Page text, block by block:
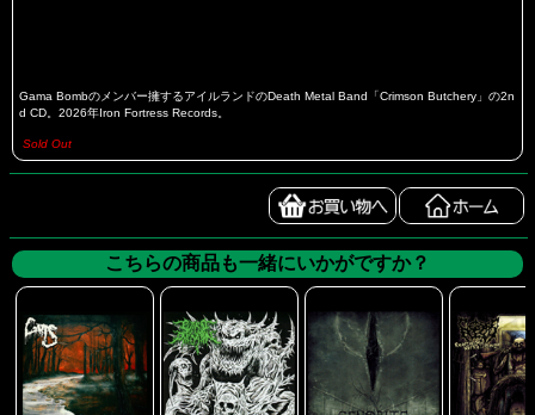
Gama Bombのメンバー擁するアイルランドのDeath Metal Band「Crimson Butchery」の2n
d CD。2026年Iron Fortress Records。
Sold Out
こちらの商品も一緒にいかがですか？